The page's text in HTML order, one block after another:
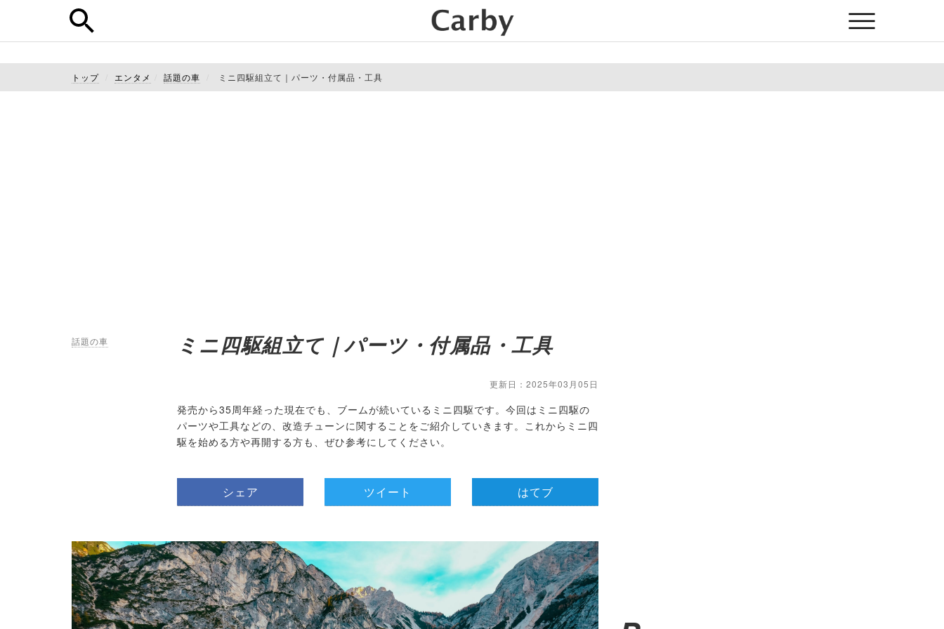
トップ エンタメ 話題の車 ミニ四駆組立て｜パーツ・付属品・工具
話題の車 ミニ四駆組立て｜パーツ・付属品・工具
更新日：2025年03月05日
発売から35周年経った現在でも、ブームが続いているミニ四駆です。今回はミニ四駆の
パーツや工具などの、改造チューンに関することをご紹介していきます。これからミニ四
駆を始める方や再開する方も、ぜひ参考にしてください。
シェア ツイート はてブ